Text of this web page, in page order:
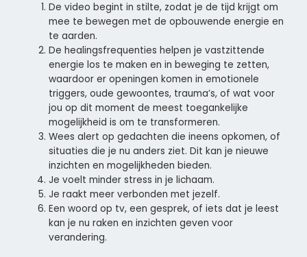
De video begint in stilte, zodat je de tijd krijgt om
mee te bewegen met de opbouwende energie en
te aarden.
De healingsfrequenties helpen je vastzittende
energie los te maken en in beweging te zetten,
waardoor er openingen komen in emotionele
triggers, oude gewoontes, trauma’s, of wat voor
jou op dit moment de meest toegankelijke
mogelijkheid is om te transformeren.
Wees alert op gedachten die ineens opkomen, of
situaties die je nu anders ziet. Dit kan je nieuwe
inzichten en mogelijkheden bieden.
Je voelt minder stress in je lichaam.
Je raakt meer verbonden met jezelf.
Een woord op tv, een gesprek, of iets dat je leest
kan je nu raken en inzichten geven voor
verandering.